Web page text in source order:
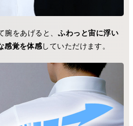
腕をあげると、ふわっと宙に浮い
感覚を体感していただけます。